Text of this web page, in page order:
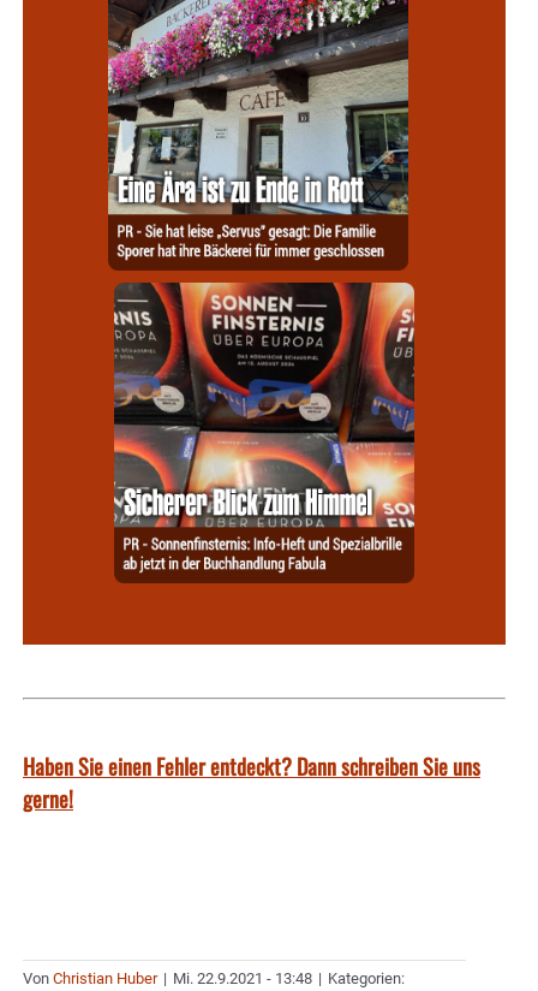
Haben Sie einen Fehler entdeckt? Dann schreiben Sie uns
gerne!
Von Christian Huber | Mi. 22.9.2021 - 13:48 | Kategorien: